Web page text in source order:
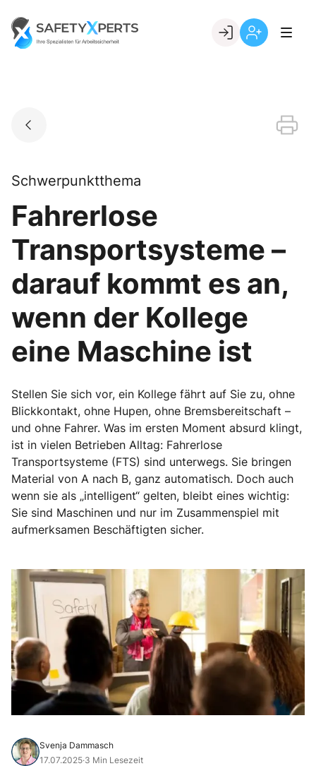
content
Go to landing page.
Schwerpunktthema
Fahrerlose
Transportsysteme –
darauf kommt es an,
wenn der Kollege
eine Maschine ist
Stellen Sie sich vor, ein Kollege fährt auf Sie zu, ohne
Blickkontakt, ohne Hupen, ohne Bremsbereitschaft –
und ohne Fahrer. Was im ersten Moment absurd klingt,
ist in vielen Betrieben Alltag: Fahrerlose
Transportsysteme (FTS) sind unterwegs. Sie bringen
Material von A nach B, ganz automatisch. Doch auch
wenn sie als „intelligent“ gelten, bleibt eines wichtig:
Sie sind Maschinen und nur im Zusammenspiel mit
aufmerksamen Beschäftigten sicher.
Svenja Dammasch
17.07.2025·3 Min Lesezeit